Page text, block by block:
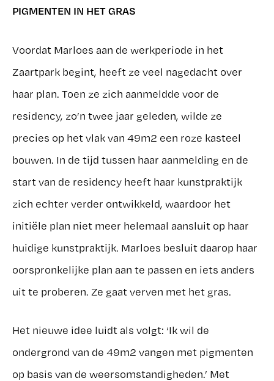
PIGMENTEN IN HET GRAS
Voordat Marloes aan de werkperiode in het
Zaartpark begint, heeft ze veel nagedacht over
haar plan. Toen ze zich aanmeldde voor de
residency, zo’n twee jaar geleden, wilde ze
precies op het vlak van 49m2 een roze kasteel
bouwen. In de tijd tussen haar aanmelding en de
start van de residency heeft haar kunstpraktijk
zich echter verder ontwikkeld, waardoor het
initiële plan niet meer helemaal aansluit op haar
huidige kunstpraktijk. Marloes besluit daarop haar
oorspronkelijke plan aan te passen en iets anders
uit te proberen. Ze gaat verven met het gras.
Het nieuwe idee luidt als volgt: ‘Ik wil de
ondergrond van de 49m2 vangen met pigmenten
op basis van de weersomstandigheden.’ Met